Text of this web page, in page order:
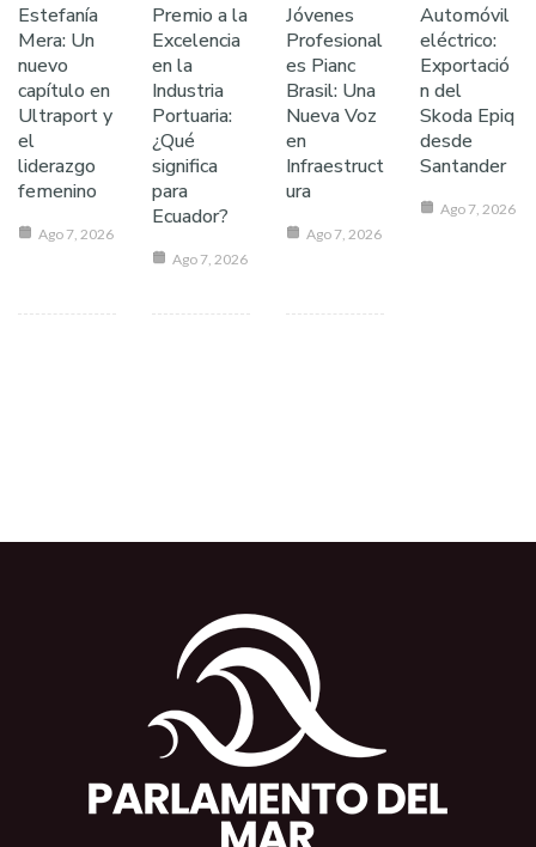
Estefanía
Mera: Un
nuevo
capítulo en
Ultraport y
el
liderazgo
femenino
Ago 7, 2026
Premio a la
Excelencia
en la
Industria
Portuaria:
¿Qué
significa
para
Ecuador?
Ago 7, 2026
Jóvenes
Profesional
es Pianc
Brasil: Una
Nueva Voz
en
Infraestruct
ura
Ago 7, 2026
Automóvil
eléctrico:
Exportació
n del
Skoda Epiq
desde
Santander
Ago 7, 2026